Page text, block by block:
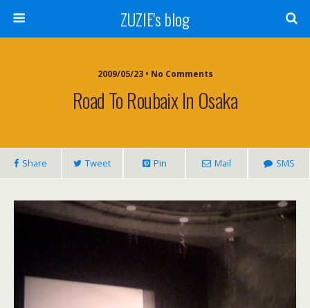
ZUZIE's blog
2009/05/23 • No Comments
Road To Roubaix In Osaka
Share Tweet Pin Mail SMS